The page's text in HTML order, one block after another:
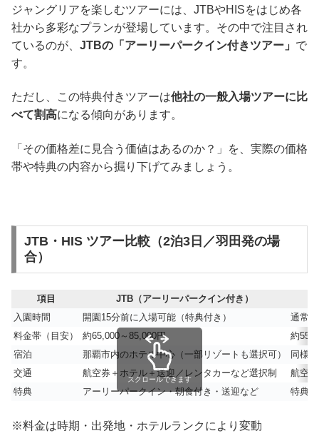
ジャングリアを楽しむツアーには、JTBやHISをはじめ各
社から多彩なプランが登場しています。その中で注目され
ているのが、 JTBの「アーリーパークイン付きツアー」 で
す。
ただし、この特典付きツアーは他社の一般入場ツアーに比
べて割高になる傾向があります。
「その価格差に見合う価値はあるのか？」を、実際の価格
帯や特典の内容から掘り下げてみましょう。
JTB・HIS ツアー比較（2泊3日／羽田発の場
合）
項目
JTB（アーリーパークイン付き）
入園時間
開園15分前に入場可能（特典付き）
通常
料金帯（目安）
約65,000～85,000円
約
宿泊
那覇市内のホテル中心（一部リゾートも選択可）
同様
交通
航空券＋ホテル＋送迎／レンタカーなど選択制
航空
特典
アーリーパークイン・朝食付き・送迎など 特典
スクロールできます
※料金は時期・出発地・ホテルランクにより変動